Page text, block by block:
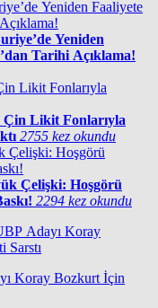
Yeniden
Tarihi Açıklama!
Likit Fonlarıyla
2755 kez okundu
Çelişki: Hoşgörü
2294 kez okundu
Koray Bozkurt İçin